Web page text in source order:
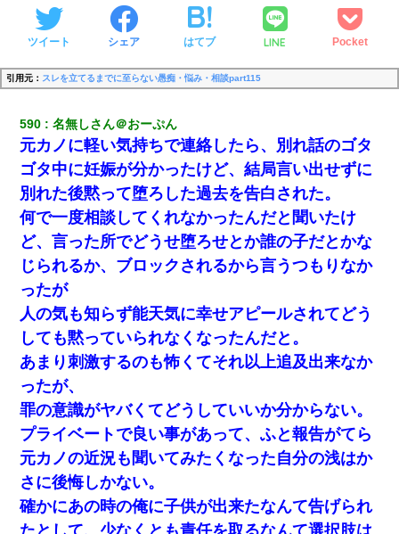
ツイート シェア はてブ LINE Pocket
引用元： スレを立てるまでに至らない愚痴・悩み・相談part115
590 名無しさん＠おーぷん
元カノに軽い気持ちで連絡したら、別れ話のゴタ
ゴタ中に妊娠が分かったけど、結局言い出せずに
別れた後黙って堕ろした過去を告白された。
何で一度相談してくれなかったんだと聞いたけ
ど、言った所でどうせ堕ろせとか誰の子だとかな
じられるか、ブロックされるから言うつもりなか
ったが
人の気も知らず能天気に幸せアピールされてどう
しても黙っていられなくなったんだと。
あまり刺激するのも怖くてそれ以上追及出来なか
ったが、
罪の意識がヤバくてどうしていいか分からない。
プライベートで良い事があって、ふと報告がてら
元カノの近況も聞いてみたくなった自分の浅はか
さに後悔しかない。
確かにあの時の俺に子供が出来たなんて告げられ
たとして、少なくとも責任を取るなんて選択肢は